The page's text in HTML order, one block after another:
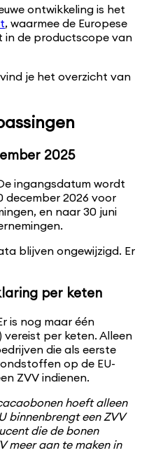
ontwikkeling is het
, waarmee de Europese
in de productscope van
je het overzicht van
2025
ingangsdatum wordt
december 2026 voor
en naar 30 juni
blijven ongewijzigd. Er
per keten
is nog maar één
vereist per keten. Alleen
die als eerste
op de EU-
ZVV indienen.
hoeft alleen
binnenbrengt een ZVV
die de bonen
meer aan te maken in